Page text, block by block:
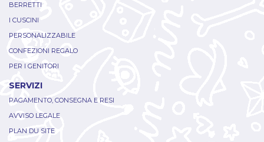
BERRETTI
I CUSCINI
PERSONALIZZABILE
CONFEZIONI REGALO
PER I GENITORI
SERVIZI
PAGAMENTO, CONSEGNA E RESI
AVVISO LEGALE
PLAN DU SITE